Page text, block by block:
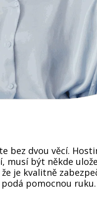
bez dvou věcí.
musí být někde
je kvalitně
pomocnou